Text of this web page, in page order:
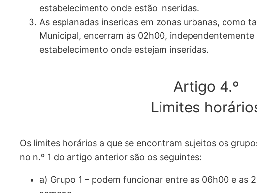
estabelecimento onde estão inseridas.
As esplanadas inseridas em zonas urbanas, como
Municipal, encerram às 02h00,
estabelecimento onde estejam inseridas.
Artigo 4.º
Limites
Os limites horários a que se encontram sujeitos os
no n.º 1 do artigo anterior são os seguintes:
a) Grupo 1 – podem funcionar entre as 06h00 e as